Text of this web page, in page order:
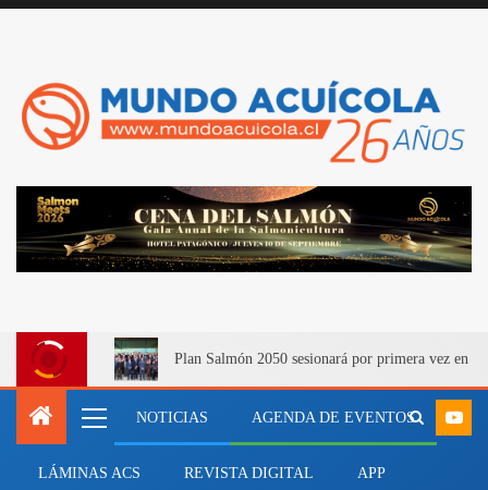
Plan Salmón 2050 sesionará por primera vez en
NOTICIAS AGENDA DE EVENTOS
LÁMINAS ACS REVISTA DIGITAL APP